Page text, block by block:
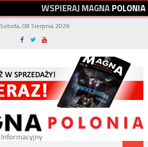
WSPIERAJMAGNAPOLONIA
Sobota, 08 Sierpnia 2026